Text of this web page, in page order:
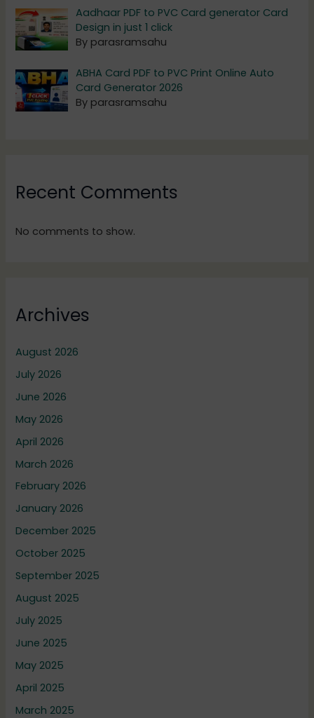
Aadhaar PDF to PVC Card generator Card
Design in just 1 click
By parasramsahu
ABHA Card PDF to PVC Print Online Auto
Card Generator 2026
By parasramsahu
Recent Comments
No comments to show.
Archives
August 2026
July 2026
June 2026
May 2026
April 2026
March 2026
February 2026
January 2026
December 2025
October 2025
September 2025
August 2025
July 2025
June 2025
May 2025
April 2025
March 2025